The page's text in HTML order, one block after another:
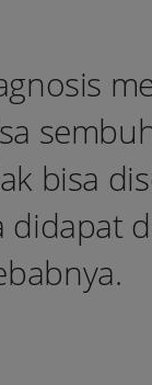
bisa
didapat